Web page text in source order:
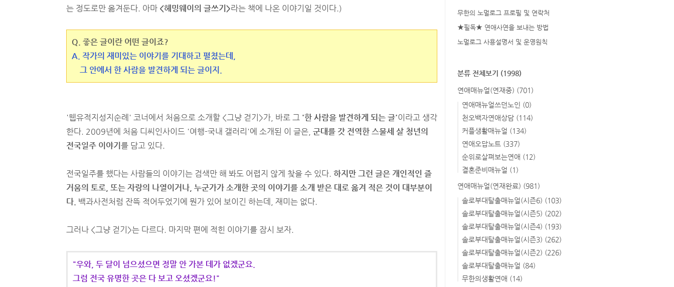
는 정도로만 옮겨둔다. 아마 <헤밍웨이의 글쓰기>라는 책에 나온 이야기일 것이다.)
Q. 좋은 글이란 어떤 글이죠?
A. 작가의 재미있는 이야기를 기대하고 펼쳤는데,
그 안에서 한 사람을 발견하게 되는 글이지.
'웹유적지성지순례' 코너에서 처음으로 소개할 <그냥 걷기>가, 바로 그 '한 사람을 발견하게 되는 글'이라고 생각
한다. 2009년에 처음 디씨인사이드 '여행-국내 갤러리'에 소개된 이 글은, 군대를 갓 전역한 스물세 살 청년의
전국일주 이야기 를 담고 있다.
전국일주를 했다는 사람들의 이야기는 검색만 해 봐도 어렵지 않게 찾을 수 있다. 하지만 그런 글은 개인적인 즐
거움의 토로, 또는 자랑의 나열이거나, 누군가가 소개한 곳의 이야기를 소개 받은 대로 옮겨 적은 것이 대부분이
다. 백과사전처럼 잔뜩 적어두었기에 뭔가 있어 보이긴 하는데, 재미는 없다.
그러나 <그냥 걷기>는 다르다. 마지막 편에 적힌 이야기를 잠시 보자.
"우와, 두 달이 넘으셨으면 정말 안 가본 데가 없겠군요.
그럼 전국 유명한 곳은 다 보고 오셨겠군요!"
무한의 노멀로그 프로필 및 연락처
★필독★ 연애사연을 보내는 방법
노멀로그 사용설명서 및 운영원칙
분류 전체보기 (1998)
연애매뉴얼(연재중) (701)
연애매뉴얼쓰던노인 (0)
천오백자연애상담 (114)
커플생활매뉴얼 (134)
연애오답노트 (337)
순위로살펴보는연애 (12)
결혼준비매뉴얼 (1)
연애매뉴얼(연재완료) (981)
솔로부대탈출매뉴얼(시즌6) (103)
솔로부대탈출매뉴얼(시즌5) (202)
솔로부대탈출매뉴얼(시즌4) (193)
솔로부대탈출매뉴얼(시즌3) (262)
솔로부대탈출매뉴얼(시즌2) (226)
솔로부대탈출매뉴얼 (84)
무한의생활연애 (14)